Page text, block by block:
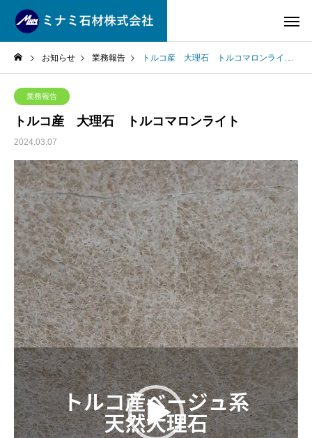
お知らせ 業務報告 トルコ産 大理石 トルコマロンライト
業務報告
トルコ産 大理石 トルコマロンライト
2024.03.07
動
画
プ
レ
ー
ヤ
ー